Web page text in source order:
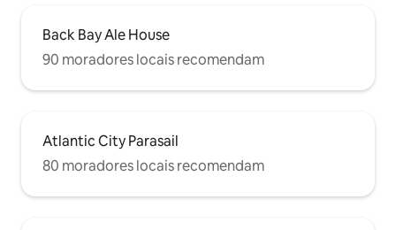
Back Bay Ale House
90 moradores locais recomendam
Atlantic City Parasail
80 moradores locais recomendam